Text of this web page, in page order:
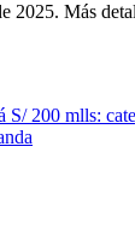
2025. Más